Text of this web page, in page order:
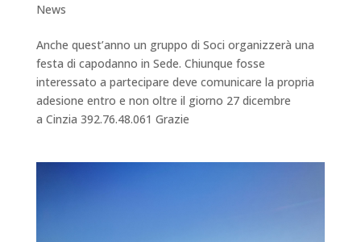
News
Anche quest’anno un gruppo di Soci organizzerà una
festa di capodanno in Sede. Chiunque fosse
interessato a partecipare deve comunicare la propria
adesione entro e non oltre il giorno 27 dicembre
a Cinzia 392.76.48.061 Grazie